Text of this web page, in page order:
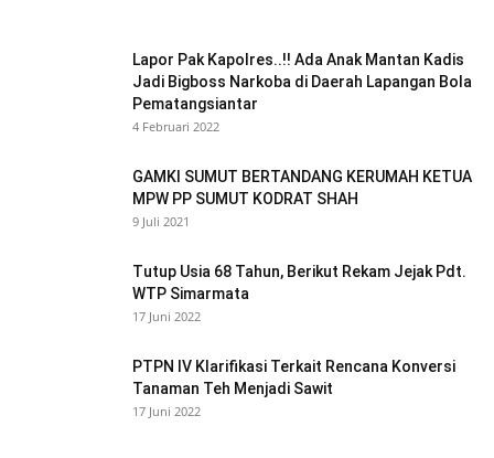
Lapor Pak Kapolres..!! Ada Anak Mantan Kadis
Jadi Bigboss Narkoba di Daerah Lapangan Bola
Pematangsiantar
4 Februari 2022
GAMKI SUMUT BERTANDANG KERUMAH KETUA
MPW PP SUMUT KODRAT SHAH
9 Juli 2021
Tutup Usia 68 Tahun, Berikut Rekam Jejak Pdt.
WTP Simarmata
17 Juni 2022
PTPN IV Klarifikasi Terkait Rencana Konversi
Tanaman Teh Menjadi Sawit
17 Juni 2022